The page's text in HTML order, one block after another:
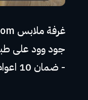
- ضمان 10 اعوام